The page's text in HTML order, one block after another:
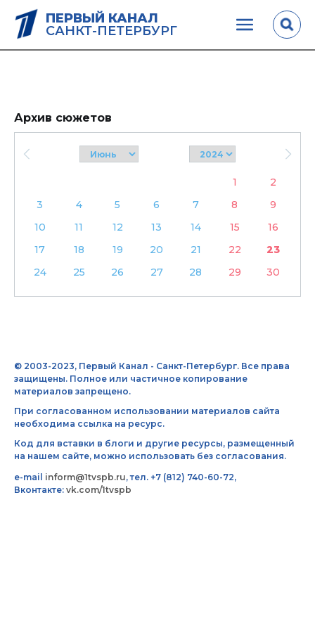
ПЕРВЫЙ КАНАЛ
САНКТ-ПЕТЕРБУРГ
Архив сюжетов
1
2
3
4 5 6 7 8
9
10
11 12 13 14 15
16
17
18 19 20 21 22
23
24
25 26 27 28 29 30
© 2003-2023, Первый Канал - Санкт-Петербург. Все права
защищены. Полное или частичное копирование
материалов запрещено.
При согласованном использовании материалов сайта
необходима ссылка на ресурс.
Код для вставки в блоги и другие ресурсы, размещенный
на нашем сайте, можно использовать без согласования.
e-mail inform@1tvspb.ru, тел. +7 (812) 740-60-72,
Вконтакте: vk.com/1tvspb